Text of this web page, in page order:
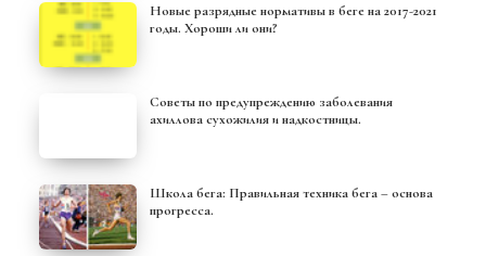
Новые разрядные нормативы в беге на 2017-2021
годы. Хороши ли они?
Советы по предупреждению заболевания
ахиллова сухожилия и надкостницы.
Школа бега: Правильная техника бега – основа
прогресса.